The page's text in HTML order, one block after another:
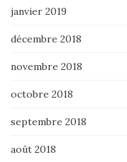
janvier 2019
décembre 2018
novembre 2018
octobre 2018
septembre 2018
août 2018